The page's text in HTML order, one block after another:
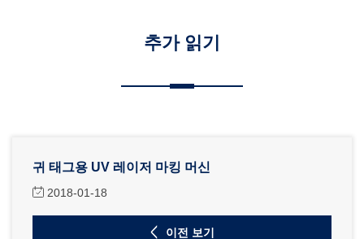
추가 읽기
귀 태그용 UV 레이저 마킹 머신
2018-01-18
이전 보기